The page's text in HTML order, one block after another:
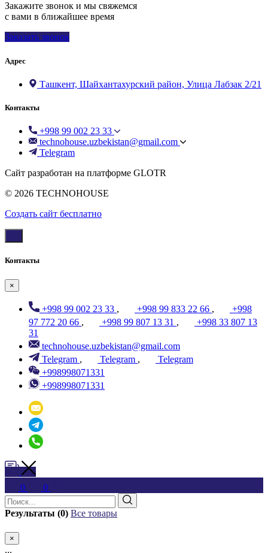
Закажите звонок и мы свяжемся
с вами в ближайшее время
Заказать звонок
Адрес
Ташкент, Шайхантахурский район, Улица Лабзак 2/21
Контакты
+998 99 002 23 33
technohouse.uzbekistan@gmail.com
Telegram
Сайт разработан на платформе GLOTR
© 2026 TECHNOHOUSE
Создать cайт бесплатно
Контакты
×
+998 99 002 23 33 , +998 99 833 22 66 ,
+998
97 772 20 66 , +998 99 807 13 31 ,
+998 33 807 13
31
technohouse.uzbekistan@gmail.com
Telegram , Telegram ,
Telegram
+998998071331
+998998071331
0 0
Результаты (0) Все товары
×
...